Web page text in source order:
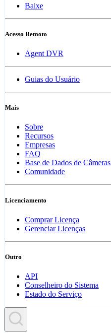
Baixe
Acesso Remoto
Agent DVR
Guias do Usuário
Mais
Sobre
Recursos
Empresas
FAQ
Base de Dados de Câmeras
Comunidade
Licenciamento
Comprar Licença
Gerenciar Licenças
Outro
API
Conselheiro do Sistema
Estado do Serviço